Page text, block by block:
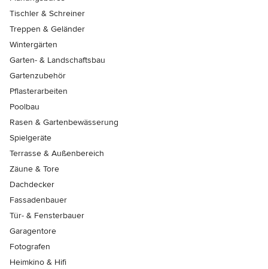
Tischler & Schreiner
Treppen & Geländer
Wintergärten
Garten- & Landschaftsbau
Gartenzubehör
Pflasterarbeiten
Poolbau
Rasen & Gartenbewässerung
Spielgeräte
Terrasse & Außenbereich
Zäune & Tore
Dachdecker
Fassadenbauer
Tür- & Fensterbauer
Garagentore
Fotografen
Heimkino & Hifi